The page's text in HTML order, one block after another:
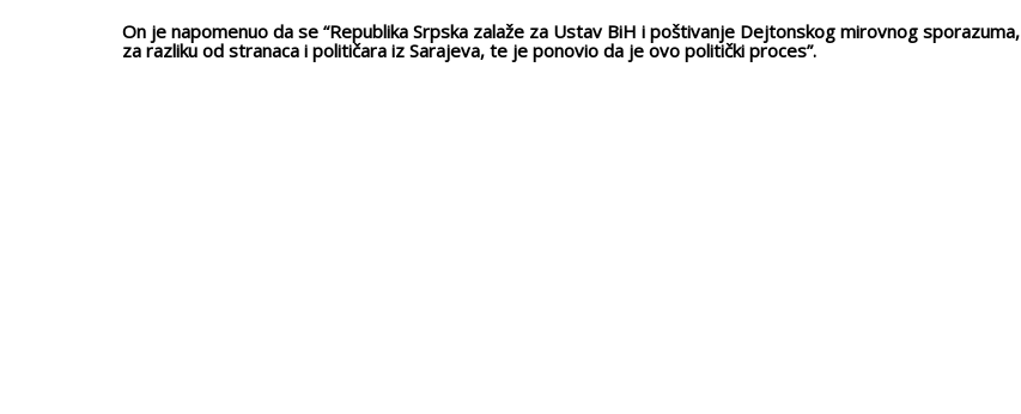
On je napomenuo da se “Republika Srpska zalaže za Ustav BiH i poštivanje Dejtonskog mirovnog sporazuma,
za razliku od stranaca i političara iz Sarajeva, te je ponovio da je ovo politički proces”.